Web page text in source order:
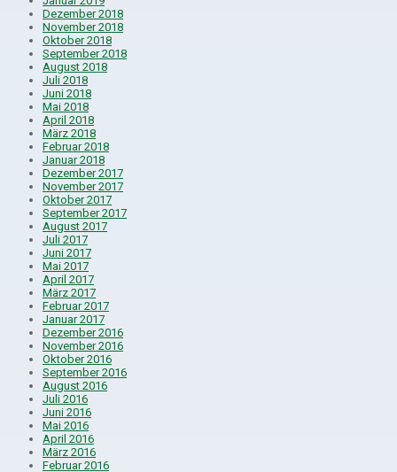
Dezember 2018
November 2018
Oktober 2018
September 2018
August 2018
Juli 2018
Juni 2018
Mai 2018
April 2018
März 2018
Februar 2018
Januar 2018
Dezember 2017
November 2017
Oktober 2017
September 2017
August 2017
Juli 2017
Juni 2017
Mai 2017
April 2017
März 2017
Februar 2017
Januar 2017
Dezember 2016
November 2016
Oktober 2016
September 2016
August 2016
Juli 2016
Juni 2016
Mai 2016
April 2016
März 2016
Februar 2016